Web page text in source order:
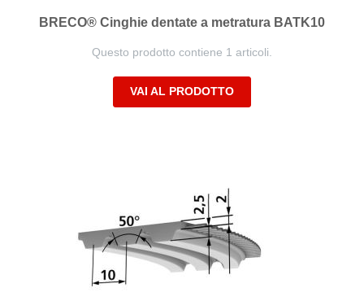
BRECO® Cinghie dentate a metratura BATK10
Questo prodotto contiene 1 articoli.
VAI AL PRODOTTO